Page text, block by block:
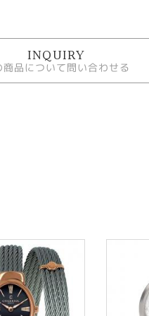
INQUIRY
商品について問い合わせる